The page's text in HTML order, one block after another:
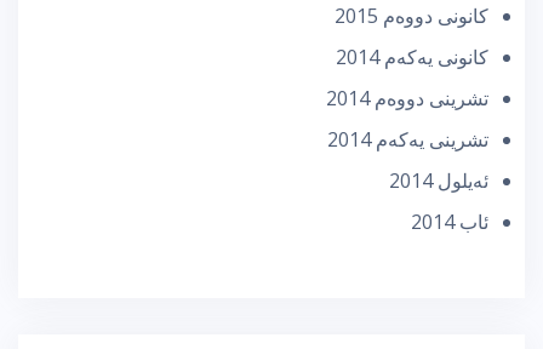
كانونی دووه‌م 2015
كانونی یه‌كه‌م 2014
تشرینی دووه‌م 2014
تشرینی یه‌كه‌م 2014
ئه‌یلول 2014
ئاب 2014